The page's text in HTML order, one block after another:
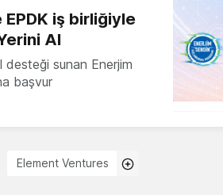
iş birliğiyle
Al
sunan Enerjim
başvur
Element Ventures